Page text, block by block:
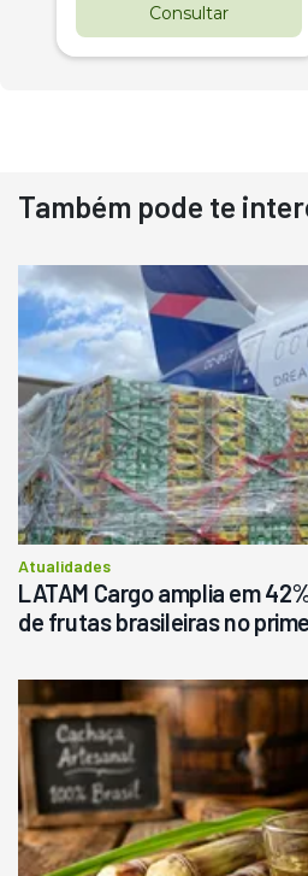
Consultar
Destaque
Usado
Pá Carregadeira Cat 966
Ano 1987
Londrina
R$ 145.000
Consultar
Também pode te
Atualidades
LATAM Cargo amplia em
de frutas brasileiras no